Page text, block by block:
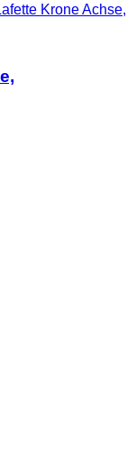
Krone Achse,